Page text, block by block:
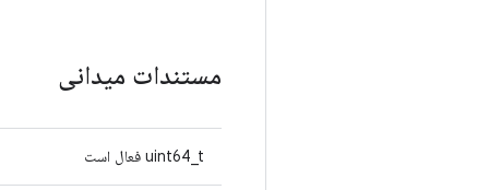
مستندات میدانی
uint64_t فعال است